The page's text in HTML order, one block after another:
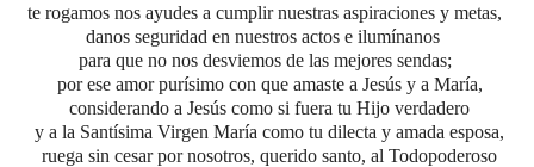
te rogamos nos ayudes a cumplir nuestras aspiraciones y metas,
danos seguridad en nuestros actos e ilumínanos
para que no nos desviemos de las mejores sendas;
por ese amorpurísimo con que amaste a Jesús y a María,
considerando a Jesús como si fuera tu Hijo verdadero
y a la Santísima Virgen María como tu dilecta y amada esposa,
ruega sin cesar por nosotros, querido santo, al Todopoderoso